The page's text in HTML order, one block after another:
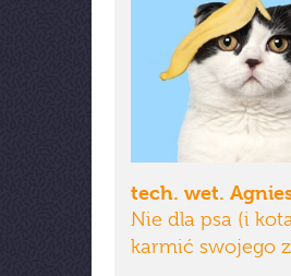
tech. wet.
Nie dla psa (i
karmić swojego